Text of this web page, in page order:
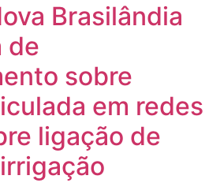
Brasilândia
de
sobre
em redes
ligação de